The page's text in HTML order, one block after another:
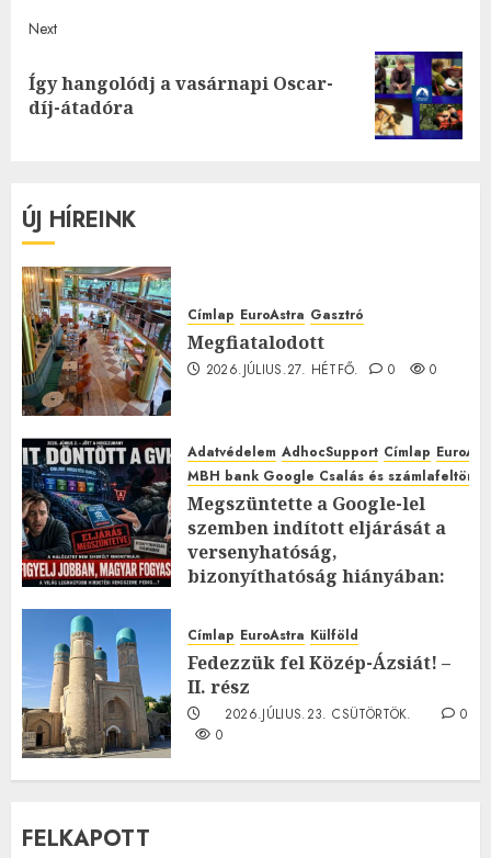
Next
Next
post:
Így hangolódj a vasárnapi Oscar-
díj-átadóra
ÚJ HÍREINK
Címlap EuroAstra Gasztró
Megfiatalodott
2026.JÚLIUS.27. HÉTFŐ. 0 0
Adatvédelem AdhocSupport Címlap
MBH bank Google Csalás és
Megszüntette a Google-lel
szemben indított eljárását a
versenyhatóság,
bizonyíthatóság hiányában:
2026.JÚLIUS.23. CSÜTÖRTÖK.
0
Címlap EuroAstra Külföld
Fedezzük fel Közép-Ázsiát! –
II. rész
2026.JÚLIUS.23. CSÜTÖRTÖK.
0
0
FELKAPOTT